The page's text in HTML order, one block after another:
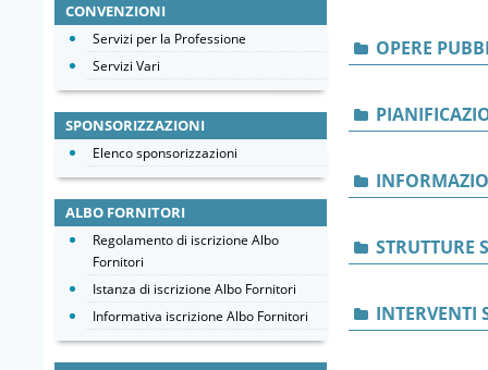
OPERE
STRUTTURE
INTERVENTI
CONVENZIONI
Servizi per la Professione
Servizi Vari
SPONSORIZZAZIONI
Elenco sponsorizzazioni
ALBO FORNITORI
Regolamento di iscrizione Albo
Fornitori
Istanza di iscrizione Albo Fornitori
Informativa iscrizione Albo Fornitori